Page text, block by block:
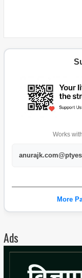
Works
anurajk.com@ptyes
More
Ads